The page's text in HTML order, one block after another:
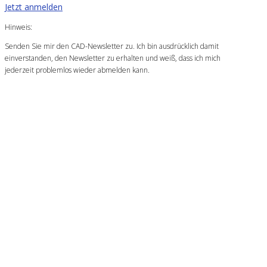
Jetzt anmelden
Hinweis:
Senden Sie mir den CAD-Newsletter zu. Ich bin ausdrücklich damit
einverstanden, den Newsletter zu erhalten und weiß, dass ich mich
jederzeit problemlos wieder abmelden kann.